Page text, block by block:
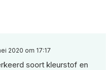
2020 om 17:17
soort kleurstof en